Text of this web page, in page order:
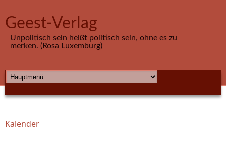
Geest-Verlag
Unpolitisch sein heißt politisch sein, ohne es zu
merken. (Rosa Luxemburg)
HAUPTMENÜ
Sie sind hier
Kalender